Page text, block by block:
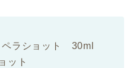
ペラショット 30ml
ット